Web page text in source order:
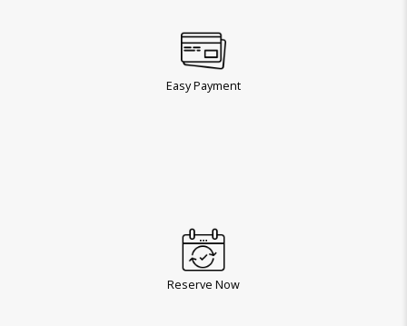
Easy Payment
Reserve Now